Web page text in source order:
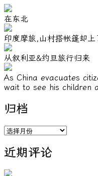
在东北
印度摩旅,山村搭帐篷却上
从叙利亚&约旦旅行归来
As China evacuates
wait to see his children
归档
归
近期评论